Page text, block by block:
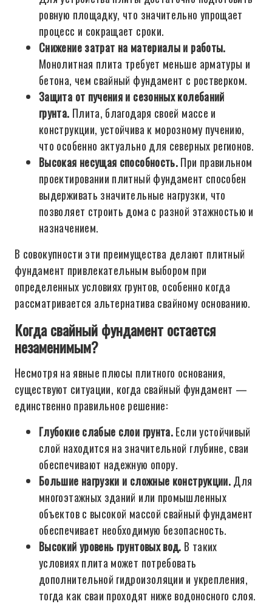
ровную площадку, что значительно упрощает
процесс и сокращает сроки.
Снижение затрат на материалы и работы.
Монолитная плита требует меньше арматуры и
бетона, чем свайный фундамент с ростверком.
Защита от пучения и сезонных колебаний
грунта. Плита, благодаря своей массе и
конструкции, устойчива к морозному пучению,
что особенно актуально для северных регионов.
Высокая несущая способность.При правильном
проектировании плитный фундамент способен
выдерживать значительные нагрузки, что
позволяет строить дома с разной этажностью и
назначением.
В совокупности эти преимущества делают плитный
фундамент привлекательным выбором при
определенных условиях грунтов, особенно когда
рассматривается альтернатива свайному основанию.
Когда свайный фундамент остается
незаменимым?
Несмотря на явные плюсы плитного основания,
существуют ситуации, когда свайный фундамент —
единственно правильное решение:
Глубокие слабые слои грунта.Если устойчивый
слой находится на значительной глубине, сваи
обеспечивают надежную опору.
Большие нагрузки и сложные конструкции.Для
многоэтажных зданий или промышленных
объектов с высокой массой свайный фундамент
обеспечивает необходимую безопасность.
Высокий уровень грунтовых вод. В таких
условиях плита может потребовать
дополнительной гидроизоляции и укрепления,
тогда как сваи проходят ниже водоносного слоя.